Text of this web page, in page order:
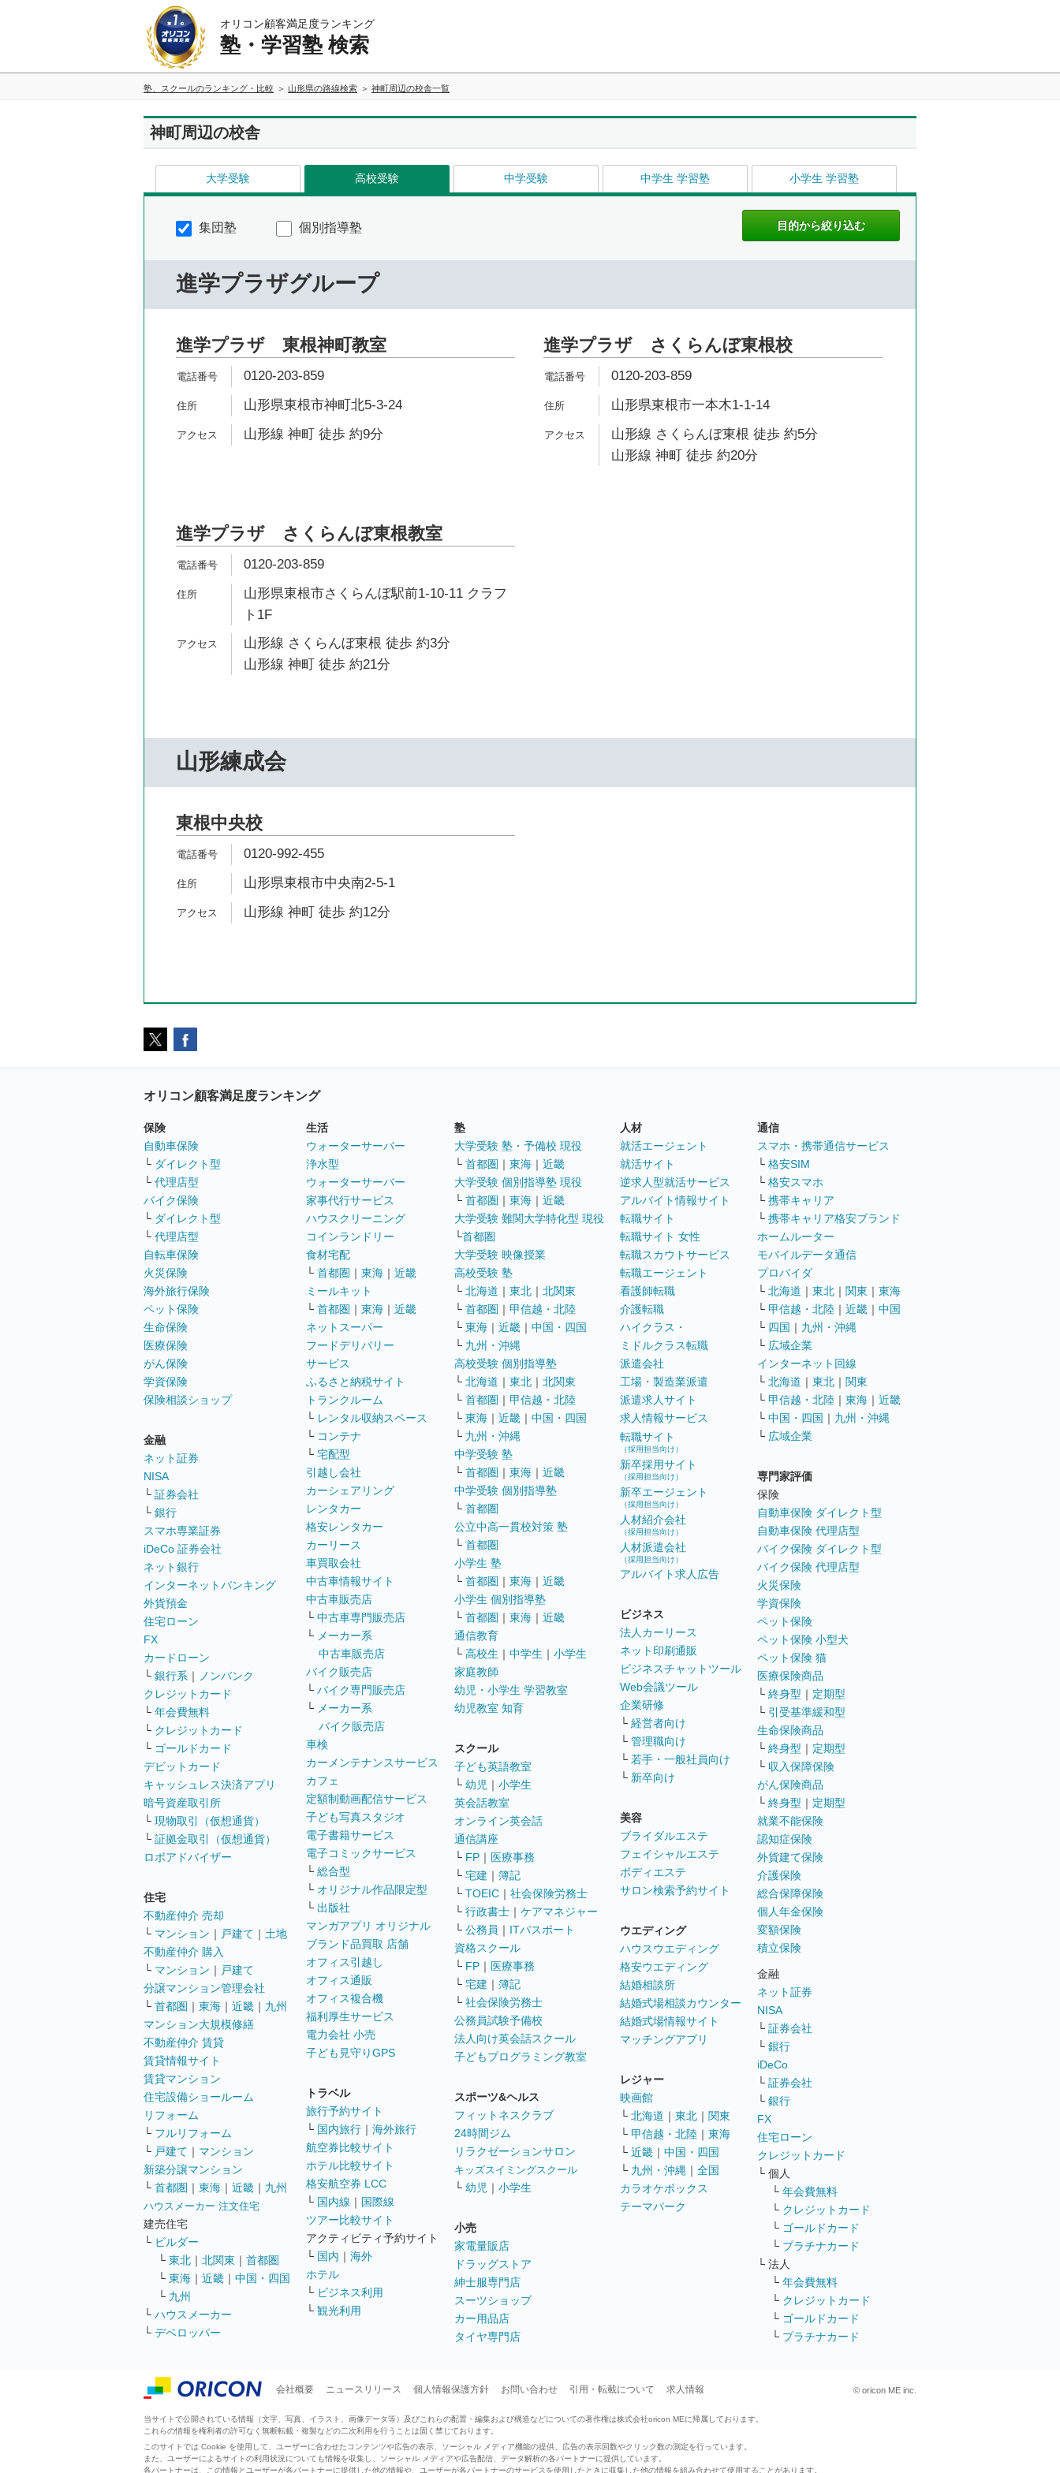
オリコン顧客満足度ランキング
塾・学習塾 検索
塾、スクールのランキング・比較 山形県の路線検索 神町周辺の校舎一覧
神町周辺の校舎
大学受験 高校受験 中学受験 中学生 学習塾 小学生 学習塾
集団塾 個別指導塾
進学プラザグループ
進学プラザ 東根神町教室
0120-203-859
山形県東根市神町北5-3-24
山形線 神町 徒歩 約9分
進学プラザ さくらんぼ東根校
0120-203-859
山形県東根市一本木1-1-14
山形線 さくらんぼ東根 徒歩 約5分
山形線 神町 徒歩 約20分
進学プラザ さくらんぼ東根教室
0120-203-859
山形県東根市さくらんぼ駅前1-10-11 クラフ
ト1F
山形線 さくらんぼ東根 徒歩 約3分
山形線 神町 徒歩 約21分
山形練成会
東根中央校
0120-992-455
山形県東根市中央南2-5-1
山形線 神町 徒歩 約12分
オリコン顧客満足度ランキング
保険
自動車保険
└ ダイレクト型
└ 代理店型
バイク保険
└ ダイレクト型
└ 代理店型
自転車保険
火災保険
海外旅行保険
ペット保険
生命保険
医療保険
がん保険
学資保険
保険相談ショップ
金融
ネット証券
NISA
└ 証券会社
└ 銀行
スマホ専業証券
iDeCo 証券会社
ネット銀行
インターネットバンキング
外貨預金
住宅ローン
FX
カードローン
└ 銀行系 ｜
ノンバンク
クレジットカード
└ 年会費無料
└ クレジットカード
└ ゴールドカード
デビットカード
キャッシュレス決済アプリ
暗号資産取引所
└ 現物取引（仮想通貨）
└ 証拠金取引（仮想通貨）
ロボアドバイザー
住宅
不動産仲介 売却
└ マンション ｜ 戸建て ｜ 土地
不動産仲介 購入
└ マンション ｜ 戸建て
分譲マンション管理会社
└ 首都圏 ｜ 東海 ｜ 近畿 ｜ 九州
マンション大規模修繕
不動産仲介 賃貸
賃貸情報サイト
賃貸マンション
住宅設備ショールーム
リフォーム
└ フルリフォーム
└ 戸建て ｜ マンション
新築分譲マンション
└ 首都圏 ｜ 東海 ｜ 近畿 ｜ 九州
ハウスメーカー 注文住宅
建売住宅
└ ビルダー
└ 東北 ｜ 北関東 ｜ 首都圏
└ 東海 ｜ 近畿 ｜ 中国・四国
└ 九州
└ ハウスメーカー
└ デベロッパー
生活
ウォーターサーバー
浄水型
ウォーターサーバー
家事代行サービス
ハウスクリーニング
コインランドリー
食材宅配
└ 首都圏 ｜ 東海 ｜ 近畿
ミールキット
└ 首都圏 ｜ 東海 ｜ 近畿
ネットスーパー
フードデリバリー
サービス
ふるさと納税サイト
トランクルーム
└ レンタル収納スペース
└ コンテナ
└ 宅配型
引越し会社
カーシェアリング
レンタカー
格安レンタカー
カーリース
車買取会社
中古車情報サイト
中古車販売店
└ 中古車専門販売店
└ メーカー系
中古車販売店
バイク販売店
└ バイク専門販売店
└ メーカー系
バイク販売店
車検
カーメンテナンスサービス
カフェ
定額制動画配信サービス
子ども写真スタジオ
電子書籍サービス
電子コミックサービス
└ 総合型
└ オリジナル作品限定型
└ 出版社
マンガアプリ オリジナル
ブランド品買取 店舗
オフィス引越し
オフィス通販
オフィス複合機
福利厚生サービス
電力会社 小売
子ども見守りGPS
トラベル
旅行予約サイト
└ 国内旅行 ｜ 海外旅行
航空券比較サイト
ホテル比較サイト
格安航空券 LCC
└ 国内線 ｜ 国際線
ツアー比較サイト
アクティビティ予約サイト
└ 国内 ｜ 海外
ホテル
└ ビジネス利用
└ 観光利用
塾
大学受験 塾・予備校 現役
└ 首都圏 ｜ 東海 ｜ 近畿
大学受験 個別指導塾 現役
└ 首都圏 ｜ 東海 ｜ 近畿
大学受験 難関大学特化型 現役
└首都圏
大学受験 映像授業
高校受験 塾
└ 北海道 ｜ 東北 ｜ 北関東
└ 首都圏 ｜ 甲信越・北陸
└ 東海 ｜ 近畿 ｜ 中国・四国
└ 九州・沖縄
高校受験 個別指導塾
└ 北海道 ｜ 東北 ｜ 北関東
└ 首都圏 ｜ 甲信越・北陸
└ 東海 ｜ 近畿 ｜ 中国・四国
└ 九州・沖縄
中学受験 塾
└ 首都圏 ｜ 東海 ｜ 近畿
中学受験 個別指導塾
└ 首都圏
公立中高一貫校対策 塾
└ 首都圏
小学生 塾
└ 首都圏 ｜ 東海 ｜ 近畿
小学生 個別指導塾
└ 首都圏 ｜ 東海 ｜ 近畿
通信教育
└ 高校生 ｜ 中学生 ｜ 小学生
家庭教師
幼児・小学生 学習教室
幼児教室 知育
スクール
子ども英語教室
└ 幼児 ｜ 小学生
英会話教室
オンライン英会話
通信講座
└ FP ｜ 医療事務
└ 宅建 ｜ 簿記
└ TOEIC ｜ 社会保険労務士
└ 行政書士 ｜ ケアマネジャー
└ 公務員 ｜ ITパスポート
資格スクール
└ FP ｜ 医療事務
└ 宅建 ｜ 簿記
└ 社会保険労務士
公務員試験予備校
法人向け英会話スクール
子どもプログラミング教室
スポーツ&ヘルス
フィットネスクラブ
24時間ジム
リラクゼーションサロン
キッズスイミングスクール
└ 幼児 ｜ 小学生
小売
家電量販店
ドラッグストア
紳士服専門店
スーツショップ
カー用品店
タイヤ専門店
人材
就活エージェント
就活サイト
逆求人型就活サービス
アルバイト情報サイト
転職サイト
転職サイト 女性
転職スカウトサービス
転職エージェント
看護師転職
介護転職
ハイクラス・
ミドルクラス転職
派遣会社
工場・製造業派遣
派遣求人サイト
求人情報サービス
転職サイト
（採用担当向け）
新卒採用サイト
（採用担当向け）
新卒エージェント
（採用担当向け）
人材紹介会社
（採用担当向け）
人材派遣会社
（採用担当向け）
アルバイト求人広告
ビジネス
法人カーリース
ネット印刷通販
ビジネスチャットツール
Web会議ツール
企業研修
└ 経営者向け
└ 管理職向け
└ 若手・一般社員向け
└ 新卒向け
美容
ブライダルエステ
フェイシャルエステ
ボディエステ
サロン検索予約サイト
ウエディング
ハウスウエディング
格安ウエディング
結婚相談所
結婚式場相談カウンター
結婚式場情報サイト
マッチングアプリ
レジャー
映画館
└ 北海道 ｜ 東北 ｜ 関東
└ 甲信越・北陸 ｜ 東海
└ 近畿 ｜ 中国・四国
└ 九州・沖縄 ｜ 全国
カラオケボックス
テーマパーク
通信
スマホ・携帯通信サービス
└ 格安SIM
└ 格安スマホ
└ 携帯キャリア
└ 携帯キャリア格安ブランド
ホームルーター
モバイルデータ通信
プロバイダ
└ 北海道 ｜ 東北 ｜ 関東 ｜ 東海
└ 甲信越・北陸 ｜ 近畿 ｜ 中国
└ 四国 ｜ 九州・沖縄
└ 広域企業
インターネット回線
└ 北海道 ｜ 東北 ｜ 関東
└ 甲信越・北陸 ｜ 東海 ｜ 近畿
└ 中国・四国 ｜ 九州・沖縄
└ 広域企業
専門家評価
保険
自動車保険 ダイレクト型
自動車保険 代理店型
バイク保険 ダイレクト型
バイク保険 代理店型
火災保険
学資保険
ペット保険
ペット保険 小型犬
ペット保険 猫
医療保険商品
└ 終身型 ｜ 定期型
└ 引受基準緩和型
生命保険商品
└ 終身型 ｜ 定期型
└ 収入保障保険
がん保険商品
└ 終身型 ｜ 定期型
就業不能保険
認知症保険
外貨建て保険
介護保険
総合保障保険
個人年金保険
変額保険
積立保険
金融
ネット証券
NISA
└ 証券会社
└ 銀行
iDeCo
└ 証券会社
└ 銀行
FX
住宅ローン
クレジットカード
└ 個人
└ 年会費無料
└ クレジットカード
└ ゴールドカード
└ プラチナカード
└ 法人
└ 年会費無料
└ クレジットカード
└ ゴールドカード
└ プラチナカード
会社概要 ニュースリリース 個人情報保護方針 お問い合わせ 引用・転載について 求人情報 © oricon ME inc.
当サイトで公開されている情報（文字、写真、イラスト、画像データ等）及びこれらの配置・編集および構造などについての著作権は株式会社oricon MEに帰属しております。
これらの情報を権利者の許可なく無断転載・複製などの二次利用を行うことは固く禁じております。
このサイトでは Cookie を使用して、ユーザーに合わせたコンテンツや広告の表示、ソーシャル メディア機能の提供、広告の表示回数やクリック数の測定を行っています。
また、ユーザーによるサイトの利用状況についても情報を収集し、ソーシャル メディアや広告配信、データ解析の各パートナーに提供しています。
各パートナーは、この情報とユーザーが各パートナーに提供した他の情報や、ユーザーが各パートナーのサービスを使用したときに収集した他の情報を組み合わせて使用することがあります。